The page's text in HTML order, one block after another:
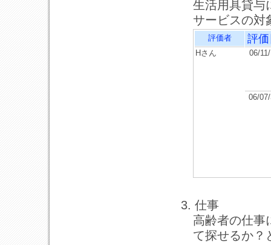
生活用具貸与
サービスの対
評価者 評
Hさん 06/
06/
3. 仕事
高齢者の仕事
て探せるか？